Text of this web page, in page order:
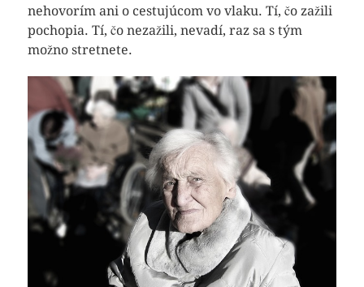
nehovorím ani o cestujúcom vo vlaku. Tí, čo zažili
pochopia. Tí, čo nezažili, nevadí, raz sa s tým
možno stretnete.